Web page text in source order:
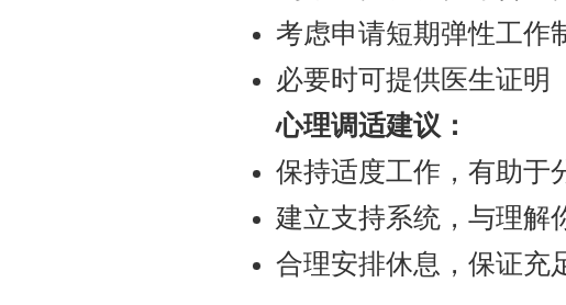
考虑申请短期弹性工作
必要时可提供医生证明
心理调适建议：
保持适度工作，有助于
建立支持系统，与理解
合理安排休息，保证充